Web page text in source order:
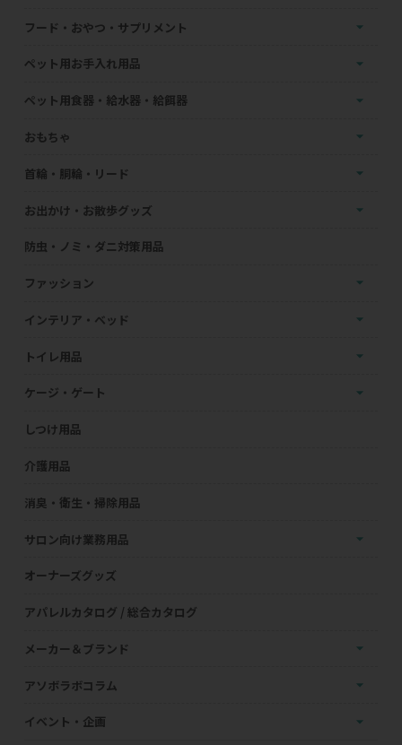
フード・おやつ・サプリメント
ペット用お手入れ用品
ペット用食器・給水器・給餌器
おもちゃ
首輪・胴輪・リード
お出かけ・お散歩グッズ
防虫・ノミ・ダニ対策用品
ファッション
インテリア・ベッド
トイレ用品
ケージ・ゲート
しつけ用品
介護用品
消臭・衛生・掃除用品
サロン向け業務用品
オーナーズグッズ
アパレルカタログ / 総合カタログ
メーカー＆ブランド
アソボラボコラム
イベント・企画